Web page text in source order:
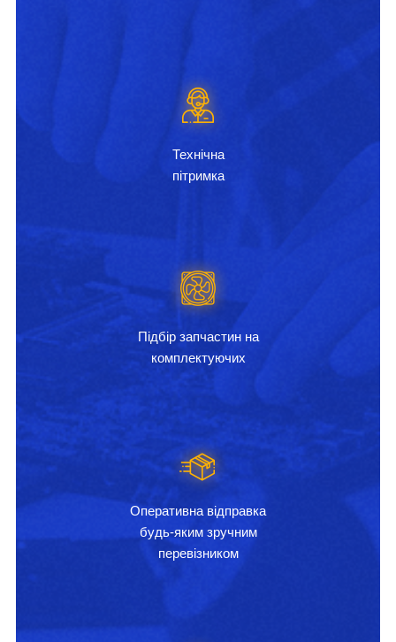
Технічна
пітримка
Підбір запчастин на
комплектуючих
Оперативна відправка
будь-яким зручним
перевізником